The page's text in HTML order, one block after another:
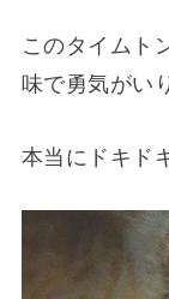
このタイムト
味で勇気がい
本当にドキド